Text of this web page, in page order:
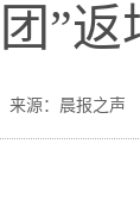
”
来源：晨报之声